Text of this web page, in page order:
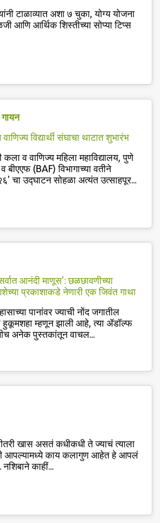
टाळाव्यात अशा ७ चुका, योग्य योजना
आणि आर्थिक शिस्तीच्या सोप्या टिप्स
गायन
विद्यार्थी संघाचा थाटात शुभारंभ
कला व वाणिज्य महिला महाविद्यालय, पुणे
बीएएफ (BAF) विभागाच्या वतीने
चा उद्घाटन सोहळा अत्यंत उत्साहपूर...
आनंदी माणूस': छळछावणीच्या
प्रकाशाकडे नेणारी एक जिवंत गाथा
पानांवर ज्याची नोंद जगातील
म्हणून झाली आहे, त्या ॲडॉल्फ
अनेक पुस्तकांतून वाचल...
खास असतं कधीकधी ते ज्याचं त्याला
आपल्यामध्ये काय कलागुण आहेत हे आपलं
काहीं...